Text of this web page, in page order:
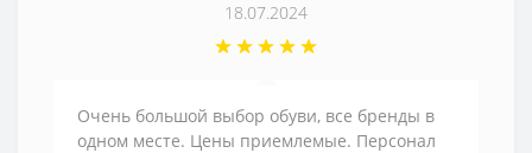
18.07.2024
Очень большой выбор обуви, все бренды в
одном месте. Цены приемлемые. Персонал